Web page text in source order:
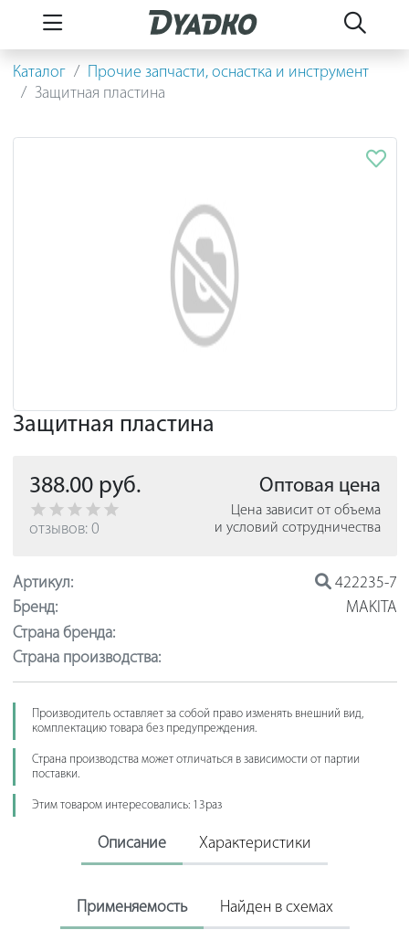
Каталог
Прочие запчасти, оснастка и инструмент
Защитная пластина
Защитная пластина
388.00 руб.
отзывов: 0
Оптовая цена
Цена зависит от объема
и условий сотрудничества
Артикул:
422235-7
Бренд:
MAKITA
Страна бренда:
Страна производства:
Производитель оставляет за собой право изменять внешний вид,
комплектацию товара без предупреждения.
Страна производства может отличаться в зависимости от партии
поставки.
Этим товаром интересовались: 13раз
Описание Характеристики
Применяемость Найден в схемах